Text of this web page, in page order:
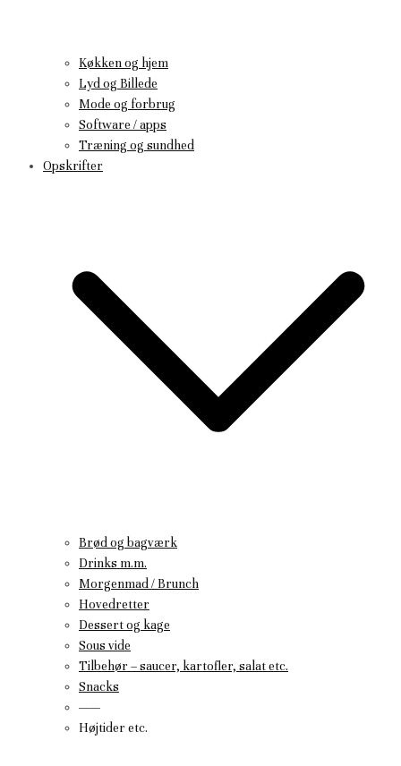
Køkken og hjem
Lyd og Billede
Mode og forbrug
Software / apps
Træning og sundhed
Opskrifter
Brød og bagværk
Drinks m.m.
Morgenmad / Brunch
Hovedretter
Dessert og kage
Sous vide
Tilbehør – saucer, kartofler, salat etc.
Snacks
——
Højtider etc.